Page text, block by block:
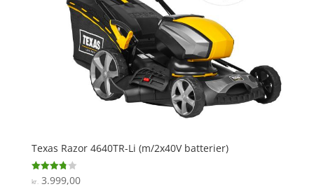
Texas Razor 4640TR-Li (m/2x40V batterier)
Vurderet
3.8
kr. 3.999,00